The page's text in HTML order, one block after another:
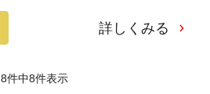
詳しくみる
8件中8件表示